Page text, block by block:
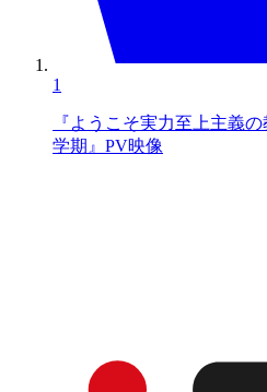
1
『ようこそ実力至上主義の
学期』PV映像